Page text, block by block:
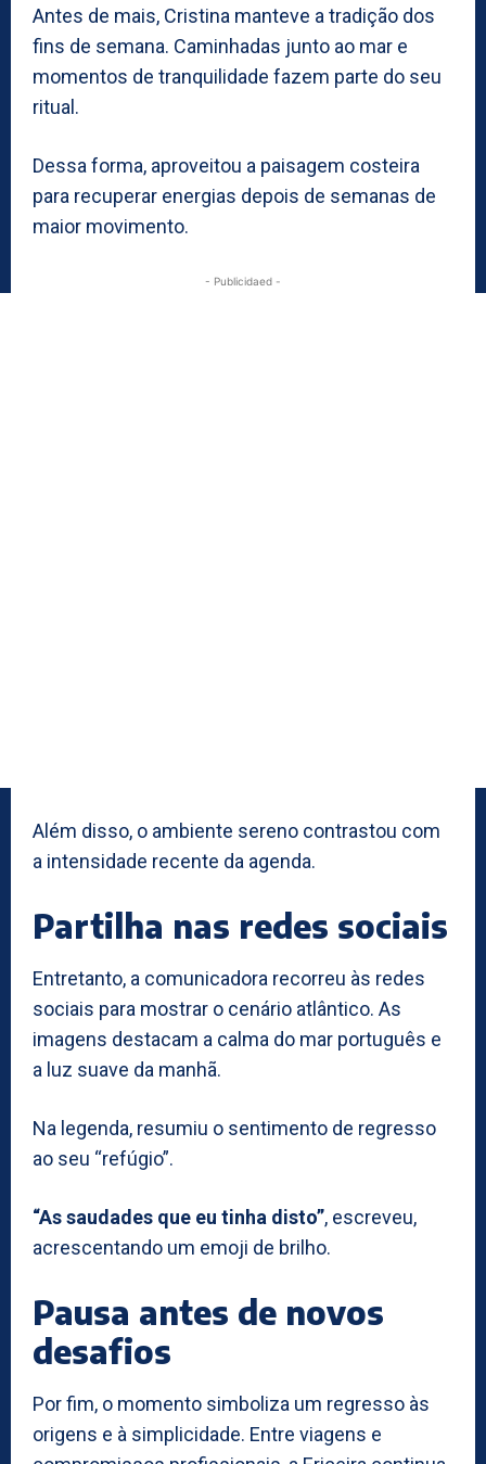
Antes de mais, Cristina manteve a tradição dos
fins de semana. Caminhadas junto ao mar e
momentos de tranquilidade fazem parte do seu
ritual.
Dessa forma, aproveitou a paisagem costeira
para recuperar energias depois de semanas de
maior movimento.
- Publicidaed -
Além disso, o ambiente sereno contrastou com
a intensidade recente da agenda.
Partilha nas redes sociais
Entretanto, a comunicadora recorreu às redes
sociais para mostrar o cenário atlântico. As
imagens destacam a calma do mar português e
a luz suave da manhã.
Na legenda, resumiu o sentimento de regresso
ao seu “refúgio”.
“As saudades que eu tinha disto”, escreveu,
acrescentando um emoji de brilho.
Pausa antes de novos
desafios
Por fim, o momento simboliza um regresso às
origens e à simplicidade. Entre viagens e